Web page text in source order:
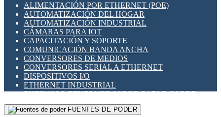
SENSORES INDUCTIVOS
TEMPORIZADORES
VARIACS
VARIADORES DE FRECUENCIA [VDF]
SECCIONADORES - INTERRUPTORES
MAQUINARIA
HERRAMIENTAS VARIAS
ILUMINACIÓN LED
INTERRUPTORES REED
INTERFACES DE RELÉ
OTROS RELÉS
PROTECCIÓN TÉRMICA
RELÉS AUTOMOTRICES
RELÉS DE SEÑAL
RELÉS DE ESTADO SÓLIDO SSR
RELÉS INDUSTRIALES
RELÉS MINIATURA DE POTENCIA
SENSORES MAGNÉTICOS
ALIMENTACIÓN POR ETHERNET (POE)
AUTOMATIZACIÓN DEL HOGAR
AUTOMATIZACIÓN INDUSTRIAL
CÁMARAS PARA IOT
CAPACITACIÓN Y SOPORTE
COMUNICACIÓN BANDA ANCHA
CONVERSORES DE MEDIOS
CONVERSORES SERIAL A ETHERNET
DISPOSITIVOS I/O
ETHERNET INDUSTRIAL
EXTENSOR ETHERNET SOBRE CABLE COBRE
GATEWAY LORAWAN
GESTIÓN DE REDESFUENTES DE PODER